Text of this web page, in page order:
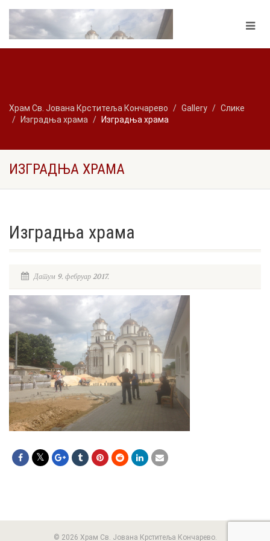
Храм Св. Јована Крститеља Кончарево Gallery
Слике
Изградња храма
Изградња храма
ИЗГРАДЊА ХРАМА
Изградња храма
Датум 9. фебруар 2017.
© 2026 Храм Св. Јована Крститеља Кончарево.